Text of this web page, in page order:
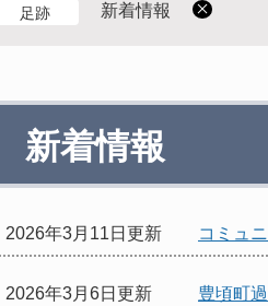
足跡 新着情報
新着情報
2026年3月11日更新 コミュ
2026年3月6日更新 豊頃町